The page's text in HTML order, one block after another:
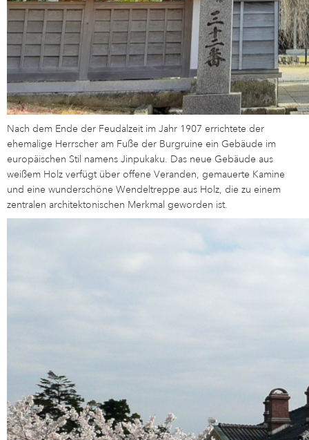
Nach dem Ende der Feudalzeit im Jahr 1907 errichtete der
ehemalige Herrscher am Fuße der Burgruine ein Gebäude im
europäischen Stil namens Jinpukaku. Das neue Gebäude aus
weißem Holz verfügt über offene Veranden, gemauerte Kamine
und eine wunderschöne Wendeltreppe aus Holz, die zu einem
zentralen architektonischen Merkmal geworden ist.